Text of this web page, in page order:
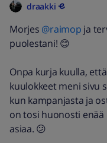
draakki
Morjes @raimop ja
puolestani! 😊
Onpa kurja kuulla,
kuulokkeet meni sivu
kun kampanjasta ja
on tosi huonosti
asiaa. 😕